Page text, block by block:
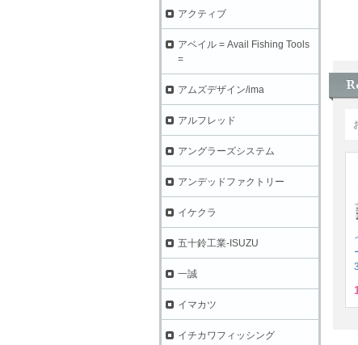
アクティブ
アベイル = Avail Fishing Tools
=
アムズデザイン/ima
アルフレッド
アングラーズシステム
アンデッドファクトリー
イケクラ
五十鈴工業-ISUZU
一誠
イマカツ
イチカワフィッシング